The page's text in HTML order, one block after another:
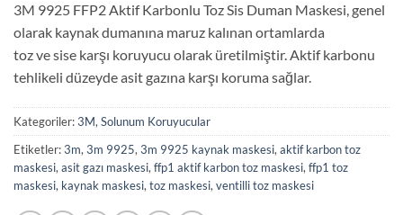
3M 9925 FFP2 Aktif Karbonlu Toz Sis Duman Maskesi, genel
olarak kaynak dumanına maruz kalınan ortamlarda
toz ve sise karşı koruyucu olarak üretilmiştir. Aktif karbonu
tehlikeli düzeyde asit gazına karşı koruma sağlar.
Kategoriler:3M,Solunum Koruyucular
Etiketler:3m,3m 9925,3m 9925 kaynak maskesi,aktif karbon toz
maskesi,asit gazı maskesi,ffp1 aktif karbon toz maskesi,ffp1 toz
maskesi, kaynak maskesi,toz maskesi,ventilli toz maskesi